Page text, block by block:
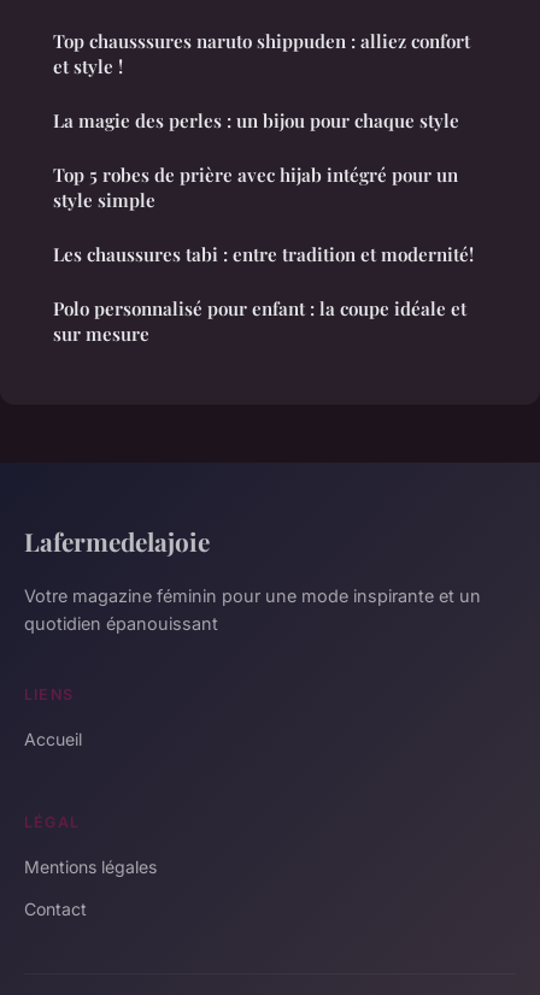
Top chausssures naruto shippuden : alliez confort
et style !
La magie des perles : un bijou pour chaque style
Top 5 robes de prière avec hijab intégré pour un
style simple
Les chaussures tabi : entre tradition et modernité!
Polo personnalisé pour enfant : la coupe idéale et
sur mesure
Lafermedelajoie
Votre magazine féminin pour une mode inspirante et un
quotidien épanouissant
LIENS
Accueil
LÉGAL
Mentions légales
Contact